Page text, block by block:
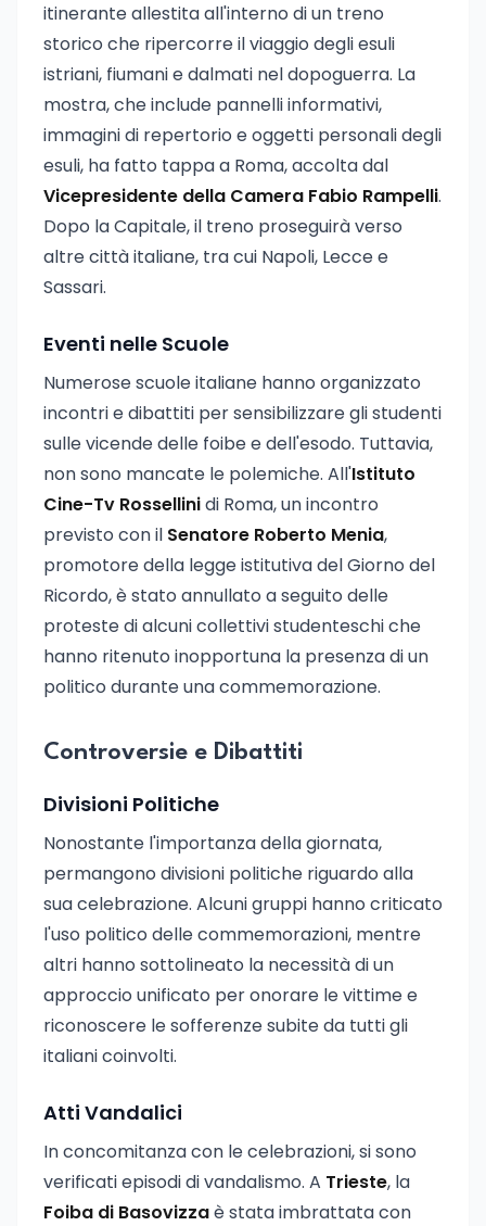
itinerante allestita all'interno di un treno
storico che ripercorre il viaggio degli esuli
istriani, fiumani e dalmati nel dopoguerra. La
mostra, che include pannelli informativi,
immagini di repertorio e oggetti personali degli
esuli, ha fatto tappa a Roma, accolta dal
Vicepresidente della Camera Fabio Rampelli.
Dopo la Capitale, il treno proseguirà verso
altre città italiane, tra cui Napoli, Lecce e
Sassari.
Eventi nelle Scuole
Numerose scuole italiane hanno organizzato
incontri e dibattiti per sensibilizzare gli studenti
sulle vicende delle foibe e dell'esodo. Tuttavia,
non sono mancate le polemiche. All'Istituto
Cine-Tv Rossellinidi Roma, un incontro
previsto con il Senatore Roberto Menia,
promotore della legge istitutiva del Giorno del
Ricordo, è stato annullato a seguito delle
proteste di alcuni collettivi studenteschi che
hanno ritenuto inopportuna la presenza di un
politico durante una commemorazione.
Controversie e Dibattiti
Divisioni Politiche
Nonostante l'importanza della giornata,
permangono divisioni politiche riguardo alla
sua celebrazione. Alcuni gruppi hanno criticato
l'uso politico delle commemorazioni, mentre
altri hanno sottolineato la necessità di un
approccio unificato per onorare le vittime e
riconoscere le sofferenze subite da tutti gli
italiani coinvolti.
Atti Vandalici
In concomitanza con le celebrazioni, si sono
verificati episodi di vandalismo. A Trieste, la
Foiba di Basovizzaè stata imbrattata con